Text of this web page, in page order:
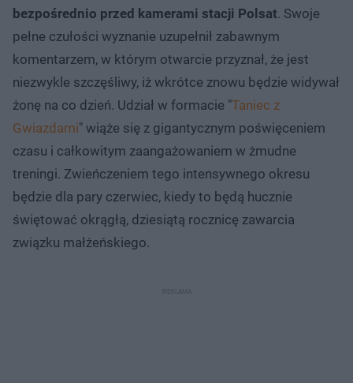
bezpośrednio przed kamerami stacji Polsat. Swoje
pełne czułości wyznanie uzupełnił zabawnym
komentarzem, w którym otwarcie przyznał, że jest
niezwykle szczęśliwy, iż wkrótce znowu będzie widywał
żonę na co dzień. Udział w formacie "Taniec z
Gwiazdami" wiąże się z gigantycznym poświęceniem
czasu i całkowitym zaangażowaniem w żmudne
treningi. Zwieńczeniem tego intensywnego okresu
będzie dla pary czerwiec, kiedy to będą hucznie
świętować okrągłą, dziesiątą rocznicę zawarcia
związku małżeńskiego.